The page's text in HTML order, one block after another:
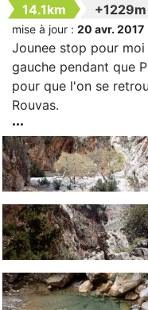
14.1km +1229m
mise à jour : 20 avr. 2017
Jounee stop pour
gauche pendant que
pour que l'on se
Rouvas.